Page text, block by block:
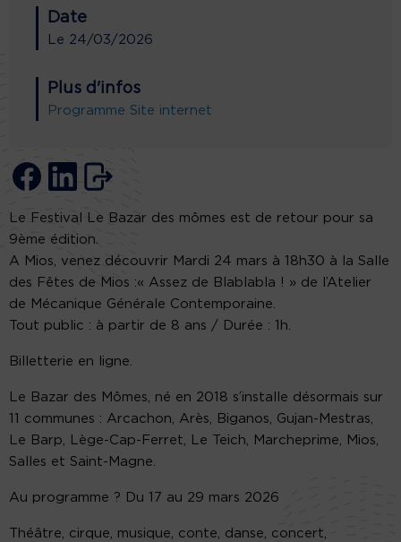
Date
Le 24/03/2026
Plus d'infos
Programme Site internet
Le Festival Le Bazar des mômes est de retour pour sa
9ème édition.
A Mios, venez découvrir Mardi 24 mars à 18h30 à la Salle
des Fêtes de Mios :« Assez de Blablabla ! » de l’Atelier
de Mécanique Générale Contemporaine.
Tout public : à partir de 8 ans / Durée : 1h.
Billetterie en ligne.
Le Bazar des Mômes, né en 2018 s’installe désormais sur
11 communes : Arcachon, Arès, Biganos, Gujan-Mestras,
Le Barp, Lège-Cap-Ferret, Le Teich, Marcheprime, Mios,
Salles et Saint-Magne.
Au programme ? Du 17 au 29 mars 2026
Théâtre, cirque, musique, conte, danse, concert,